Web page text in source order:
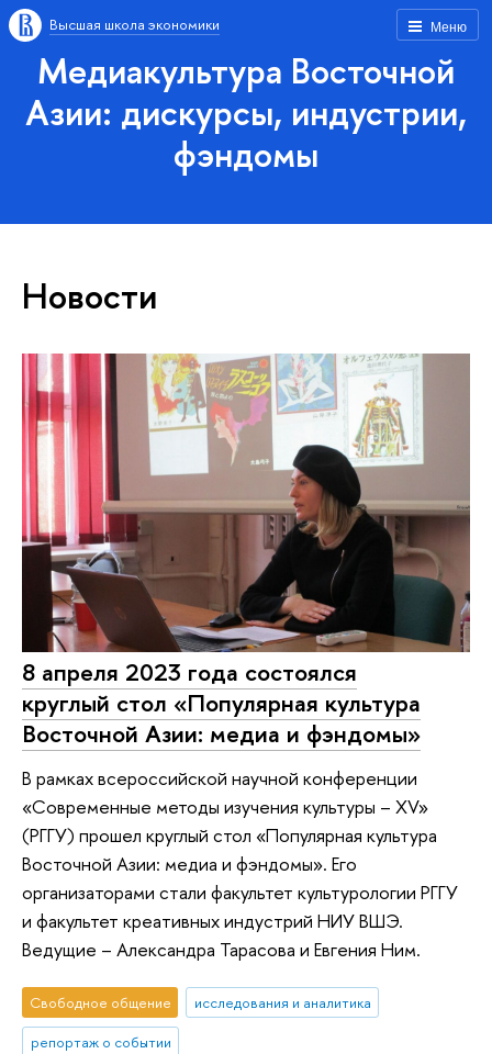
Меню
Высшая школа экономики
Медиакультура Восточной
Азии: дискурсы, индустрии,
фэндомы
Новости
8 апреля 2023 года состоялся
круглый стол «Популярная культура
Восточной Азии: медиа и фэндомы»
В рамках всероссийской научной конференции
«Современные методы изучения культуры – ХV»
(РГГУ) прошел круглый стол «Популярная культура
Восточной Азии: медиа и фэндомы». Его
организаторами стали факультет культурологии РГГУ
и факультет креативных индустрий НИУ ВШЭ.
Ведущие – Александра Тарасова и Евгения Ним.
Свободное общение
исследования и аналитика
репортаж о событии